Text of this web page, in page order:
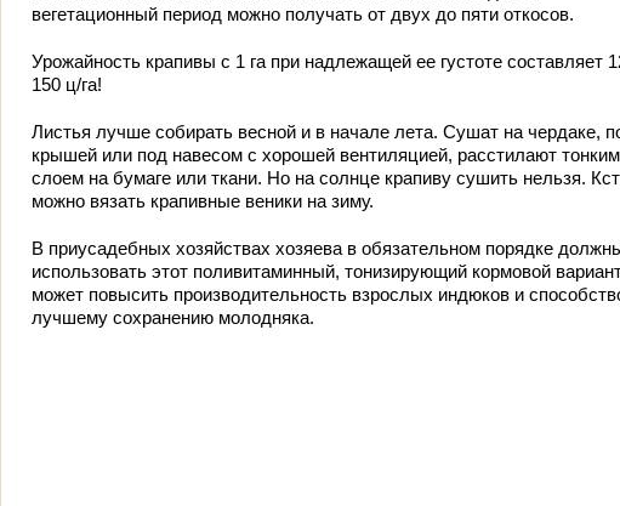
вегетационный период можно получать от двух до пяти откосов.
Урожайность крапивы с 1 га при надлежащей ее густоте составляет
150 ц/га!
Листья лучше собирать весной и в начале лета. Сушат на чердаке,
крышей или под навесом с хорошей вентиляцией, расстилают тонким
слоем на бумаге или ткани. Но на солнце крапиву сушить нельзя.
можно вязать крапивные веники на зиму.
В приусадебных хозяйствах хозяева в обязательном порядке
использовать этот поливитаминный, тонизирующий кормовой
может повысить производительность взрослых индюков и
лучшему сохранению молодняка.